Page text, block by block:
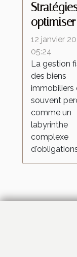
fiscalité
biens
12 janvier
05:24
La gestion
des biens
immobiliers
souvent
comme un
labyrinthe
complexe